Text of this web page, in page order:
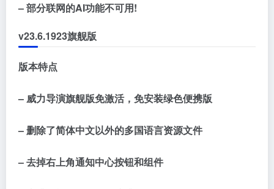
– 部分联网的AI功能不可用!
v23.6.1923旗舰版
版本特点
– 威力导演旗舰版免激活，免安装绿色便携版
– 删除了简体中文以外的多国语言资源文件
– 去掉右上角通知中心按钮和组件